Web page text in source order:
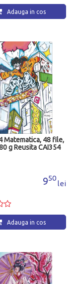
Adauga in cos
Matematica, 48 file,
g Reusita CAI354
950
lei
Adauga in cos